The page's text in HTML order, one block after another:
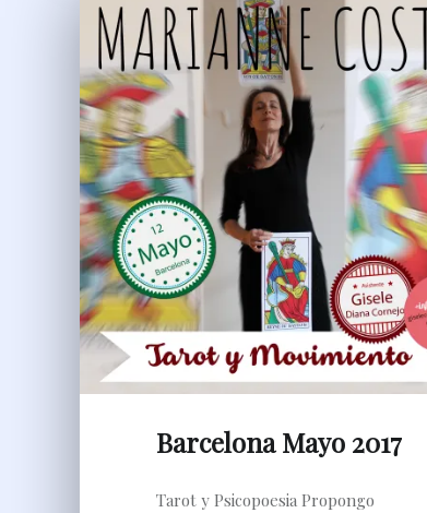
Barcelona Mayo 2017
Tarot y Psicopoesia Propongo